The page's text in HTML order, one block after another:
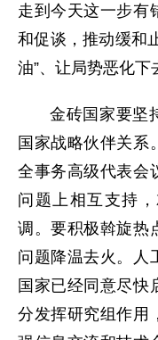
走到今天这一步有
和促谈，推动缓和
油”、让局势恶化下
金砖国家要坚
国家战略伙伴关系
全事务高级代表会
问题上相互支持
调。要积极斡旋热
问题降温去火。人
国家已经同意尽快
分发挥研究组作用